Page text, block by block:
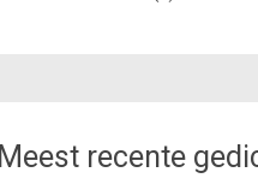
Meest recente